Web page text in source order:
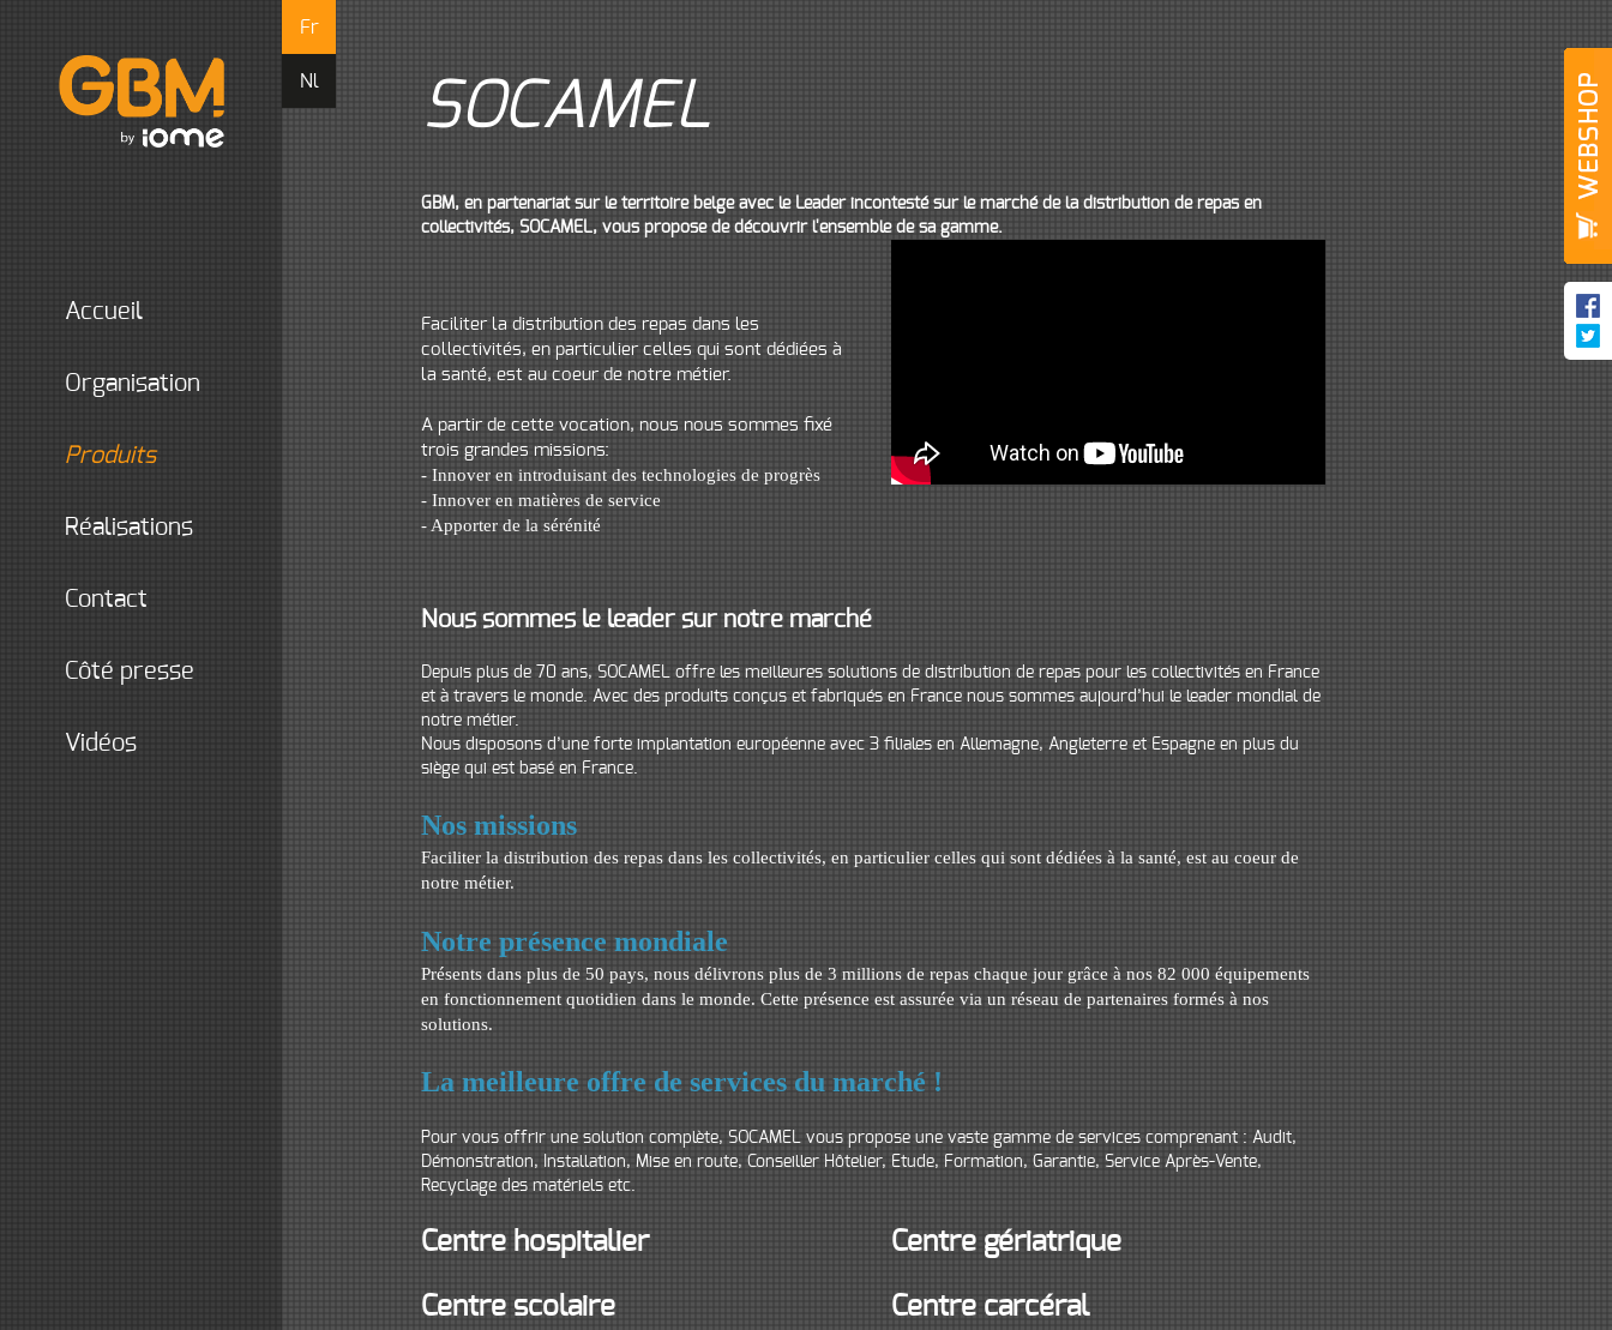
Fr
Nl
accueil
organisation
produits
réalisations
contact
côté presse
vidéos
SOCAMEL
GBM, en partenariat sur le territoire belge avec le Leader incontesté sur le marché de la distribution de repas en
collectivités, SOCAMEL, vous propose de découvrir l'ensemble de sa gamme.
Faciliter la distribution des repas dans les
collectivités, en particulier celles qui sont dédiées à
la santé, est au coeur de notre métier.
A partir de cette vocation, nous nous sommes fixé
trois grandes missions:
- Innover en introduisant des technologies de progrès
- Innover en matières de service
- Apporter de la sérénité
Nous sommes le leader sur notre marché
Depuis plus de 70 ans, SOCAMEL offre les meilleures solutions de distribution de repas pour les collectivités en France
et à travers le monde. Avec des produits conçus et fabriqués en France nous sommes aujourd’hui le leader mondial de
notre métier.
Nous disposons d’une forte implantation européenne avec 3 filiales en Allemagne, Angleterre et Espagne en plus du
siège qui est basé en France.
Nos missions
Faciliter la distribution des repas dans les collectivités, en particulier celles qui sont dédiées à la santé, est au coeur de
notre métier.
Notre présence mondiale
Présents dans plus de 50 pays, nous délivrons plus de 3 millions de repas chaque jour grâce à nos 82 000 équipements
en fonctionnement quotidien dans le monde. Cette présence est assurée via un réseau de partenaires formés à nos
solutions.
La meilleure offre de services du marché !
Pour vous offrir une solution complète, SOCAMEL vous propose une vaste gamme de services comprenant : Audit,
Démonstration, Installation, Mise en route, Conseiller Hôtelier, Etude, Formation, Garantie, Service Après-Vente,
Recyclage des matériels etc.
Centre hospitalier Centre gériatrique
Centre scolaire Centre carcéral